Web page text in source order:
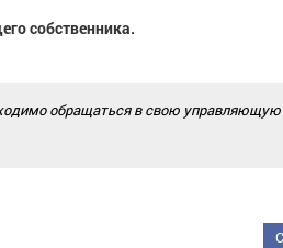
собственника.
обращаться в свою